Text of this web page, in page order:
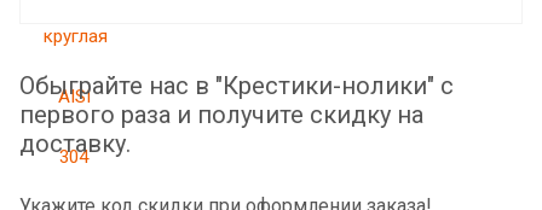
Обыграйте нас в "Крестики-нолики" с
первого раза и получите скидку на
доставку.